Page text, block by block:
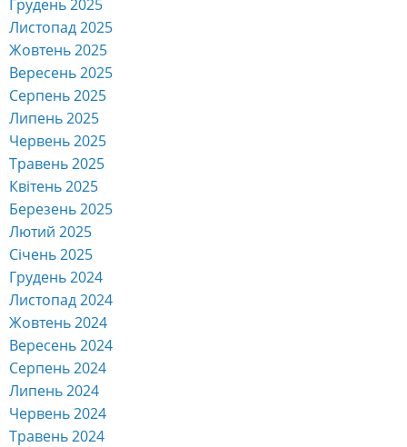
Грудень 2025
Листопад 2025
Жовтень 2025
Вересень 2025
Серпень 2025
Липень 2025
Червень 2025
Травень 2025
Квітень 2025
Березень 2025
Лютий 2025
Січень 2025
Грудень 2024
Листопад 2024
Жовтень 2024
Вересень 2024
Серпень 2024
Липень 2024
Червень 2024
Травень 2024